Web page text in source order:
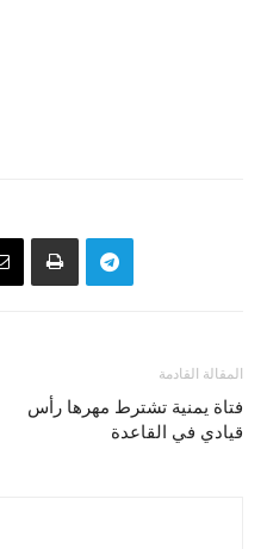
المقالة القادمة
فتاة يمنية تشترط مهرها رأس
قيادي في القاعدة